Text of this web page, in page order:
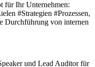
für Ihr Unternehmen:
#Strategien #Prozessen,
Durchführung von internen
und Lead Auditor für